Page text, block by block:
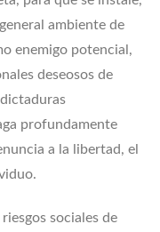
ambiente de
enemigo potencial,
deseosos de
profundamente
a la libertad, el
sociales de